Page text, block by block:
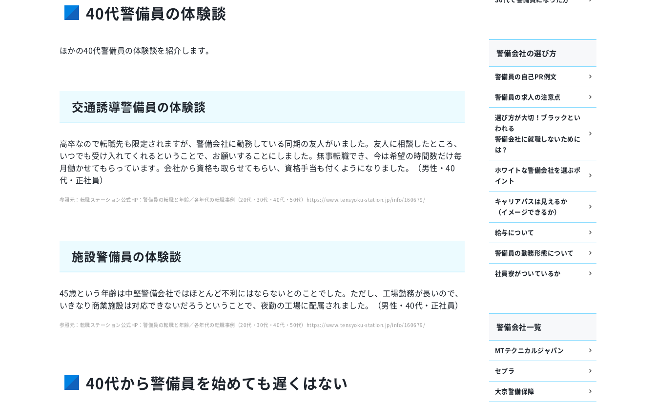
40代警備員の体験談
ほかの40代警備員の体験談を紹介します。
交通誘導警備員の体験談
高卒なので転職先も限定されますが、警備会社に勤務している同期の友人がいました。友人に相談したところ、
いつでも受け入れてくれるということで、お願いすることにしました。無事転職でき、今は希望の時間数だけ毎
月働かせてもらっています。会社から資格も取らせてもらい、資格手当も付くようになりました。（男性・40
代・正社員）
参照元：転職ステーション公式HP：警備員の転職と年齢／各年代の転職事例（20代・30代・40代・50代）https://www.tensyoku-station.jp/info/160679/
施設警備員の体験談
45歳という年齢は中堅警備会社ではほとんど不利にはならないとのことでした。ただし、工場勤務が長いので、
いきなり商業施設は対応できないだろうということで、夜勤の工場に配属されました。（男性・40代・正社員）
参照元：転職ステーション公式HP：警備員の転職と年齢／各年代の転職事例（20代・30代・40代・50代）https://www.tensyoku-station.jp/info/160679/
40代から警備員を始めても遅くはない
警備会社の選び方
警備員の自己PR例文
警備員の求人の注意点
選び方が大切！ブラックとい
われる
警備会社に就職しないために
は？
ホワイトな警備会社を選ぶポ
イント
キャリアパスは見えるか
（イメージできるか）
給与について
警備員の勤務形態について
社員寮がついているか
警備会社一覧
MTテクニカルジャパン
セプラ
大京警備保障